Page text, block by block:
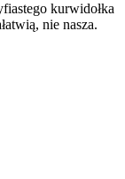
kurwidołka
nie nasza.